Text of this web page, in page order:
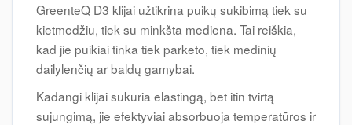
GreenteQ D3 klijai užtikrina puikų sukibimą tiek su
kietmedžiu, tiek su minkšta mediena. Tai reiškia,
kad jie puikiai tinka tiek parketo, tiek medinių
dailylenčių ar baldų gamybai.
Kadangi klijai sukuria elastingą, bet itin tvirtą
sujungimą, jie efektyviai absorbuoja temperatūros ir